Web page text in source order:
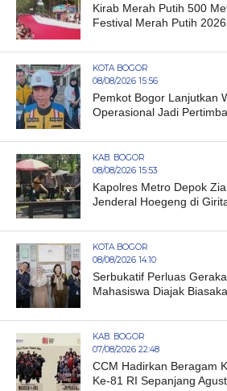
Kirab Merah Putih 500
Festival Merah Putih
KOTA BOGOR
08/08/2026 15:56
Pemkot Bogor Lanjutkan
Operasional Jadi
KAB. BOGOR
08/08/2026 15:53
Kapolres Metro Depok
Jenderal Hoegeng di
KOTA BOGOR
08/08/2026 14:10
Serbukatif Perluas
Mahasiswa Diajak
KAB. BOGOR
07/08/2026 22:48
CCM Hadirkan Beragam
Ke-81 RI Sepanjang